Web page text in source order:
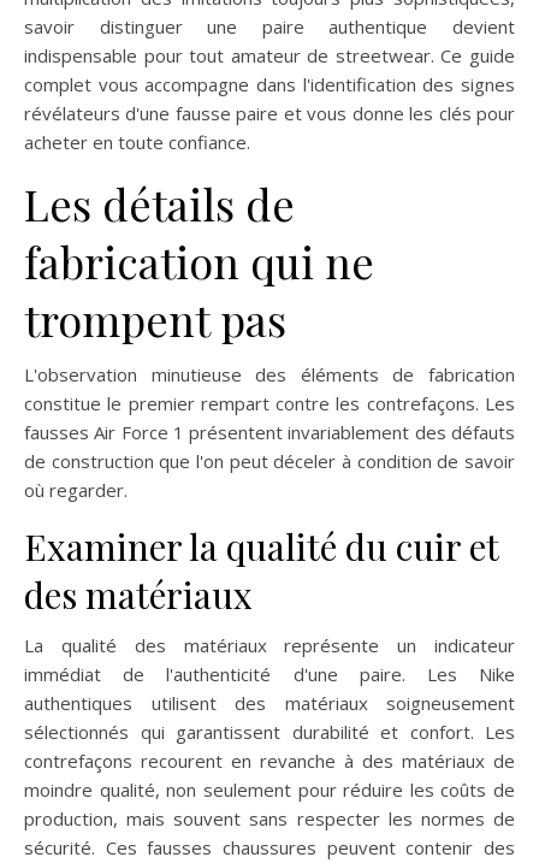
savoir distinguer une paire authentique devient
indispensable pour tout amateur de streetwear. Ce guide
complet vous accompagne dans l'identification des signes
révélateurs d'une fausse paire et vous donne les clés pour
acheter en toute confiance.
Les détails de
fabrication qui ne
trompent pas
L'observation minutieuse des éléments de fabrication
constitue le premier rempart contre les contrefaçons. Les
fausses Air Force 1 présentent invariablement des défauts
de construction que l'on peut déceler à condition de savoir
où regarder.
Examiner la qualité du cuir et
des matériaux
La qualité des matériaux représente un indicateur
immédiat de l'authenticité d'une paire. Les Nike
authentiques utilisent des matériaux soigneusement
sélectionnés qui garantissent durabilité et confort. Les
contrefaçons recourent en revanche à des matériaux de
moindre qualité, non seulement pour réduire les coûts de
production, mais souvent sans respecter les normes de
sécurité. Ces fausses chaussures peuvent contenir des